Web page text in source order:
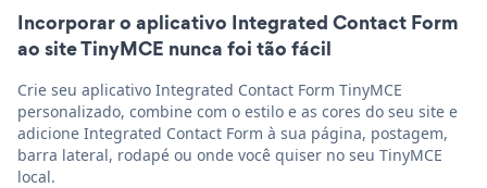
Incorporar o aplicativo Integrated Contact Form
ao site TinyMCE nunca foi tão fácil
Crie seu aplicativo Integrated Contact Form TinyMCE
personalizado, combine com o estilo e as cores do seu site e
adicione Integrated Contact Form à sua página, postagem,
barra lateral, rodapé ou onde você quiser no seu TinyMCE
local.